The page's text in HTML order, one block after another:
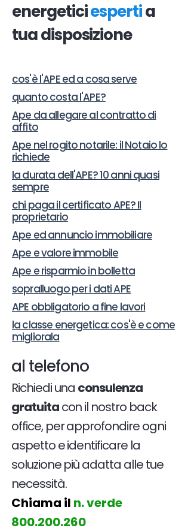
energeticiespertia
tua disposizione
cos'è l'APE ed a cosa serve
quanto costa l'APE?
Ape da allegare al contratto di
affito
Ape nel rogito notarile: il Notaio lo
richiede
la durata dell'APE? 10 anni quasi
sempre
chi paga il certificato APE? Il
proprietario
Ape ed annuncio immobiliare
Ape e valore immobile
Ape e risparmio in bolletta
sopralluogo per i dati APE
APE obbligatorio a fine lavori
la classe energetica: cos'è e come
migliorala
al telefono
Richiedi una consulenza
gratuitacon il nostro back
office, per approfondire ogni
aspetto e identificare la
soluzione più adatta alle tue
necessità.
Chiama il n. verde
800.200.260